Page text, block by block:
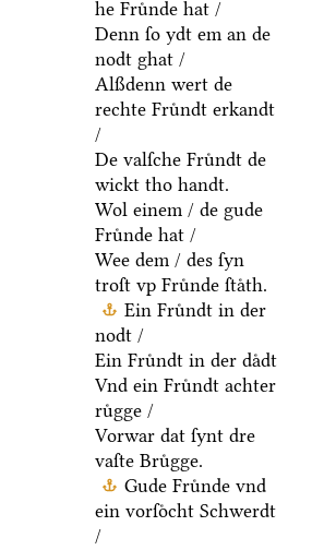
he Fruͤnde hat /
Denn ſo ydt em an de
nodt ghat /
Alßdenn wert de
rechte Fruͤndt erkandt
/
De valſche Fruͤndt de
wickt tho handt.
Wol einem / de gude
Fruͤnde hat /
Wee dem / des ſyn
troſt vp Fruͤnde ſtaͤth.
Ein Fruͤndt in der
nodt /
Ein Fruͤndt in der daͤdt
Vnd ein Fruͤndt achter
ruͤgge /
Vorwar dat ſynt dre
vaſte Bruͤgge.
Gude Fruͤnde vnd
ein vorſoͤcht Schwerdt
/